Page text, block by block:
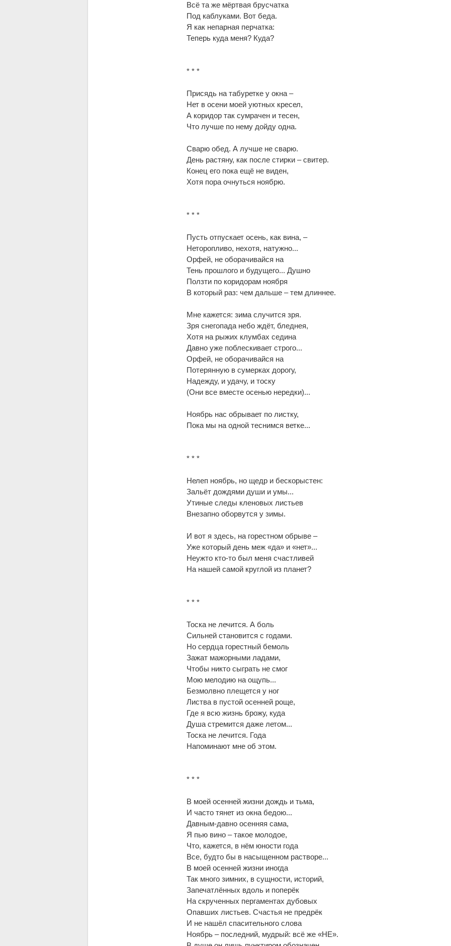
Всё та же мёртвая брусчатка
Под каблуками. Вот беда.
Я как непарная перчатка:
Теперь куда меня? Куда?
* * *
Присядь на табуретке у окна –
Нет в осени моей уютных кресел,
А коридор так сумрачен и тесен,
Что лучше по нему дойду одна.
Сварю обед. А лучше не сварю.
День растяну, как после стирки – свитер.
Конец его пока ещё не виден,
Хотя пора очнуться ноябрю.
* * *
Пусть отпускает осень, как вина, –
Неторопливо, нехотя, натужно...
Орфей, не оборачивайся на
Тень прошлого и будущего... Душно
Ползти по коридорам ноября
В который раз: чем дальше – тем длиннее.
Мне кажется: зима случится зря.
Зря снегопада небо ждёт, бледнея,
Хотя на рыжих клумбах седина
Давно уже поблескивает строго...
Орфей, не оборачивайся на
Потерянную в сумерках дорогу,
Надежду, и удачу, и тоску
(Они все вместе осенью нередки)...
Ноябрь нас обрывает по листку,
Пока мы на одной теснимся ветке...
* * *
Нелеп ноябрь, но щедр и бескорыстен:
Зальёт дождями души и умы...
Утиные следы кленовых листьев
Внезапно оборвутся у зимы.
И вот я здесь, на горестном обрыве –
Уже который день меж «да» и «нет»...
Неужто кто-то был меня счастливей
На нашей самой круглой из планет?
* * *
Тоска не лечится. А боль
Сильней становится с годами.
Но сердца горестный бемоль
Зажат мажорными ладами,
Чтобы никто сыграть не смог
Мою мелодию на ощупь...
Безмолвно плещется у ног
Листва в пустой осенней роще,
Где я всю жизнь брожу, куда
Душа стремится даже летом...
Тоска не лечится. Года
Напоминают мне об этом.
* * *
В моей осенней жизни дождь и тьма,
И часто тянет из окна бедою...
Давным-давно осенняя сама,
Я пью вино – такое молодое,
Что, кажется, в нём юности года
Все, будто бы в насыщенном растворе...
В моей осенней жизни иногда
Так много зимних, в сущности, историй,
Запечатлённых вдоль и поперёк
На скрученных пергаментах дубовых
Опавших листьев. Счастья не предрёк
И не нашёл спасительного слова
Ноябрь – последний, мудрый: всё же «НЕ».